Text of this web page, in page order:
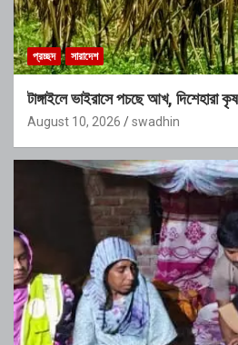
প্রচ্ছদ সারাদেশ
টাঙ্গাইলে ভাইরাসে পচছে আখ, দিশেহারা
August 10, 2026 swadhin